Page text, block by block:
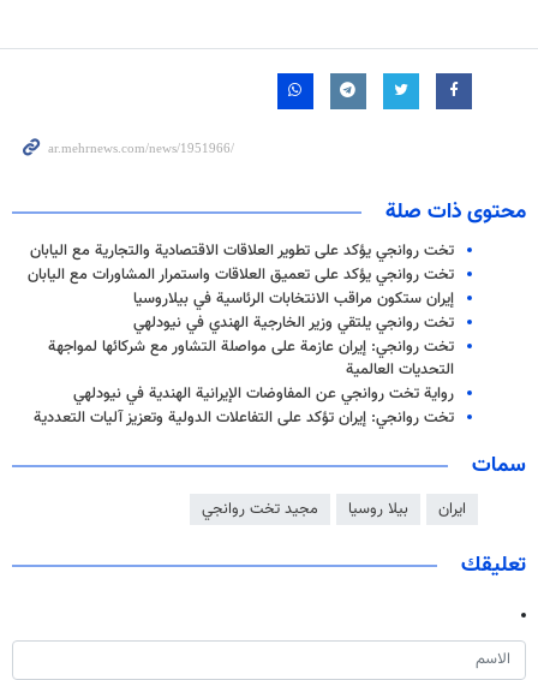
محتوى ذات صلة
تخت روانجي يؤكد على تطوير العلاقات الاقتصادية والتجارية مع اليابان
تخت روانجي يؤكد على تعميق العلاقات واستمرار المشاورات مع اليابان
إيران ستكون مراقب الانتخابات الرئاسية في بيلاروسيا
تخت روانجي يلتقي وزير الخارجية الهندي في نيودلهي
تخت روانجي: إيران عازمة على مواصلة التشاور مع شركائها لمواجهة
التحديات العالمية
رواية تخت روانجي عن المفاوضات الإيرانية الهندية في نيودلهي
تخت روانجي: إيران تؤكد على التفاعلات الدولية وتعزيز آليات التعددية
سمات
ايران بيلا روسيا مجيد تخت روانجي
تعليقك